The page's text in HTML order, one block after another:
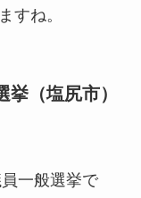
すね。
（塩尻市）
一般選挙で